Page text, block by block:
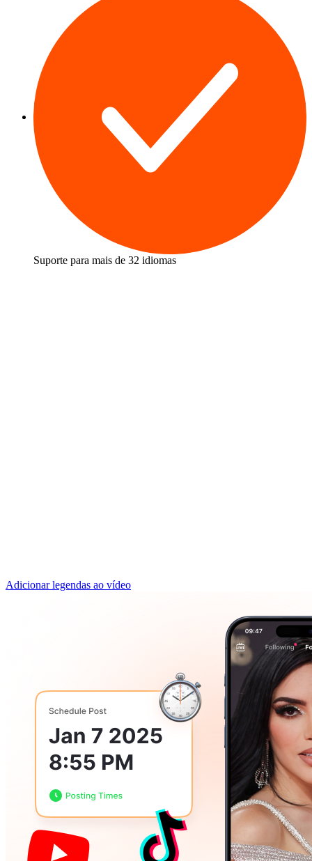
Suporte para mais de 32 idiomas
Adicionar legendas ao vídeo